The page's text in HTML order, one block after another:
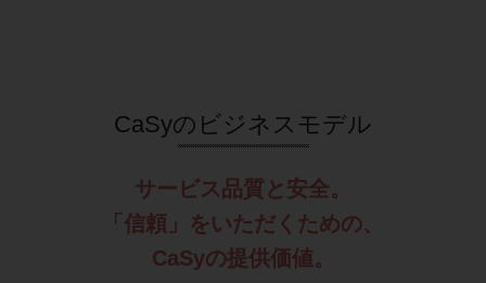
CaSyのビジネスモデル
サービス品質と安全。
「信頼」をいただくための、
CaSyの提供価値。